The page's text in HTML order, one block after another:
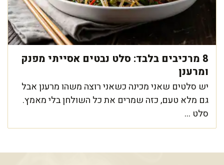
8 מרכיבים בלבד: סלט נבטים אסייתי מפנק
ומרענן
יש סלטים שאני מכינה כשאני רוצה משהו מרענן אבל
גם מלא טעם, כזה שמרים את כל השולחן בלי מאמץ.
סלט ...